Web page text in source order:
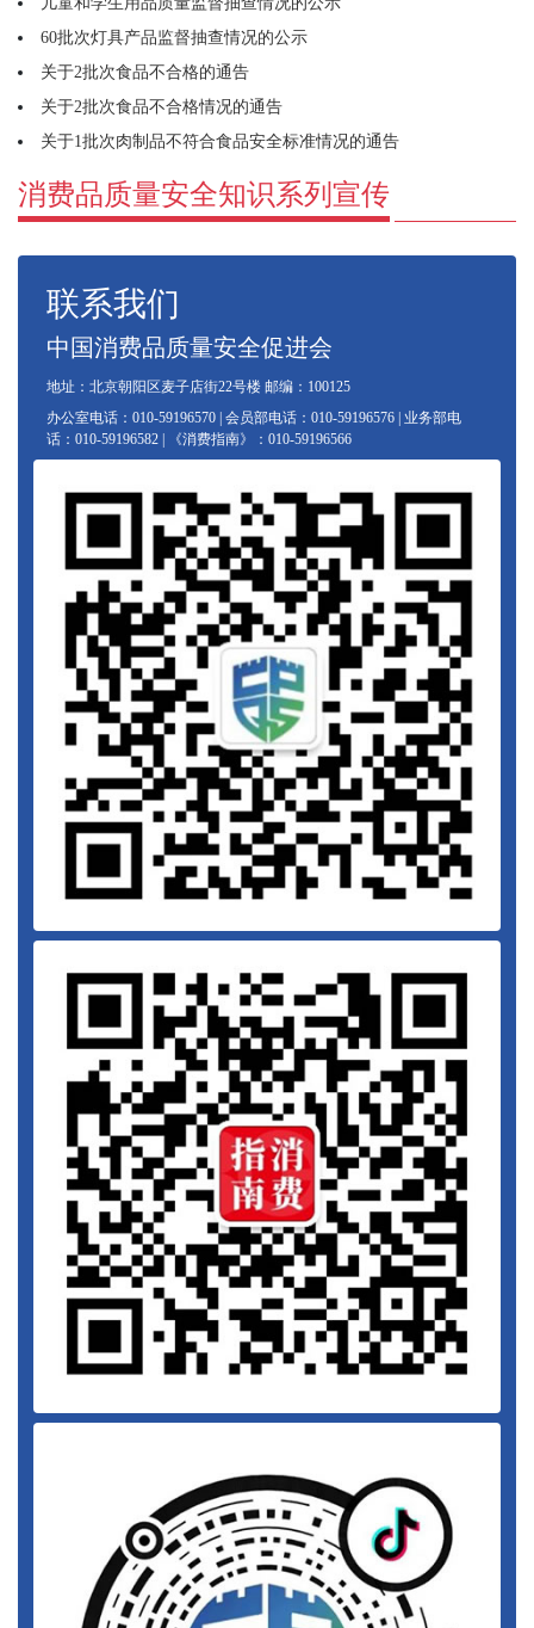
60批次灯具产品监督抽查情况的公示
关于2批次食品不合格的通告
关于2批次食品不合格情况的通告
关于1批次肉制品不符合食品安全标准情况的通告
消费品质量安全知识系列宣传
联系我们
中国消费品质量安全促进会
地址：北京朝阳区麦子店街22号楼 邮编：100125
办公室电话：010-59196570 | 会员部电话：010-59196576 | 业务部电
话：010-59196582 | 《消费指南》：010-59196566